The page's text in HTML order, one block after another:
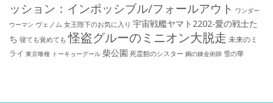
ッション：インポッシブル/フォールアウト ワンダー
ウーマン ヴェノム 女王陛下のお気に入り 宇宙戦艦ヤマト2202-愛の戦士た
ち 寝ても覚めても 怪盗グルーのミニオン大脱走 未来のミ
ライ 東京喰種 トーキョーグール 柴公園 死霊館のシスター 鋼の錬金術師 雪の華